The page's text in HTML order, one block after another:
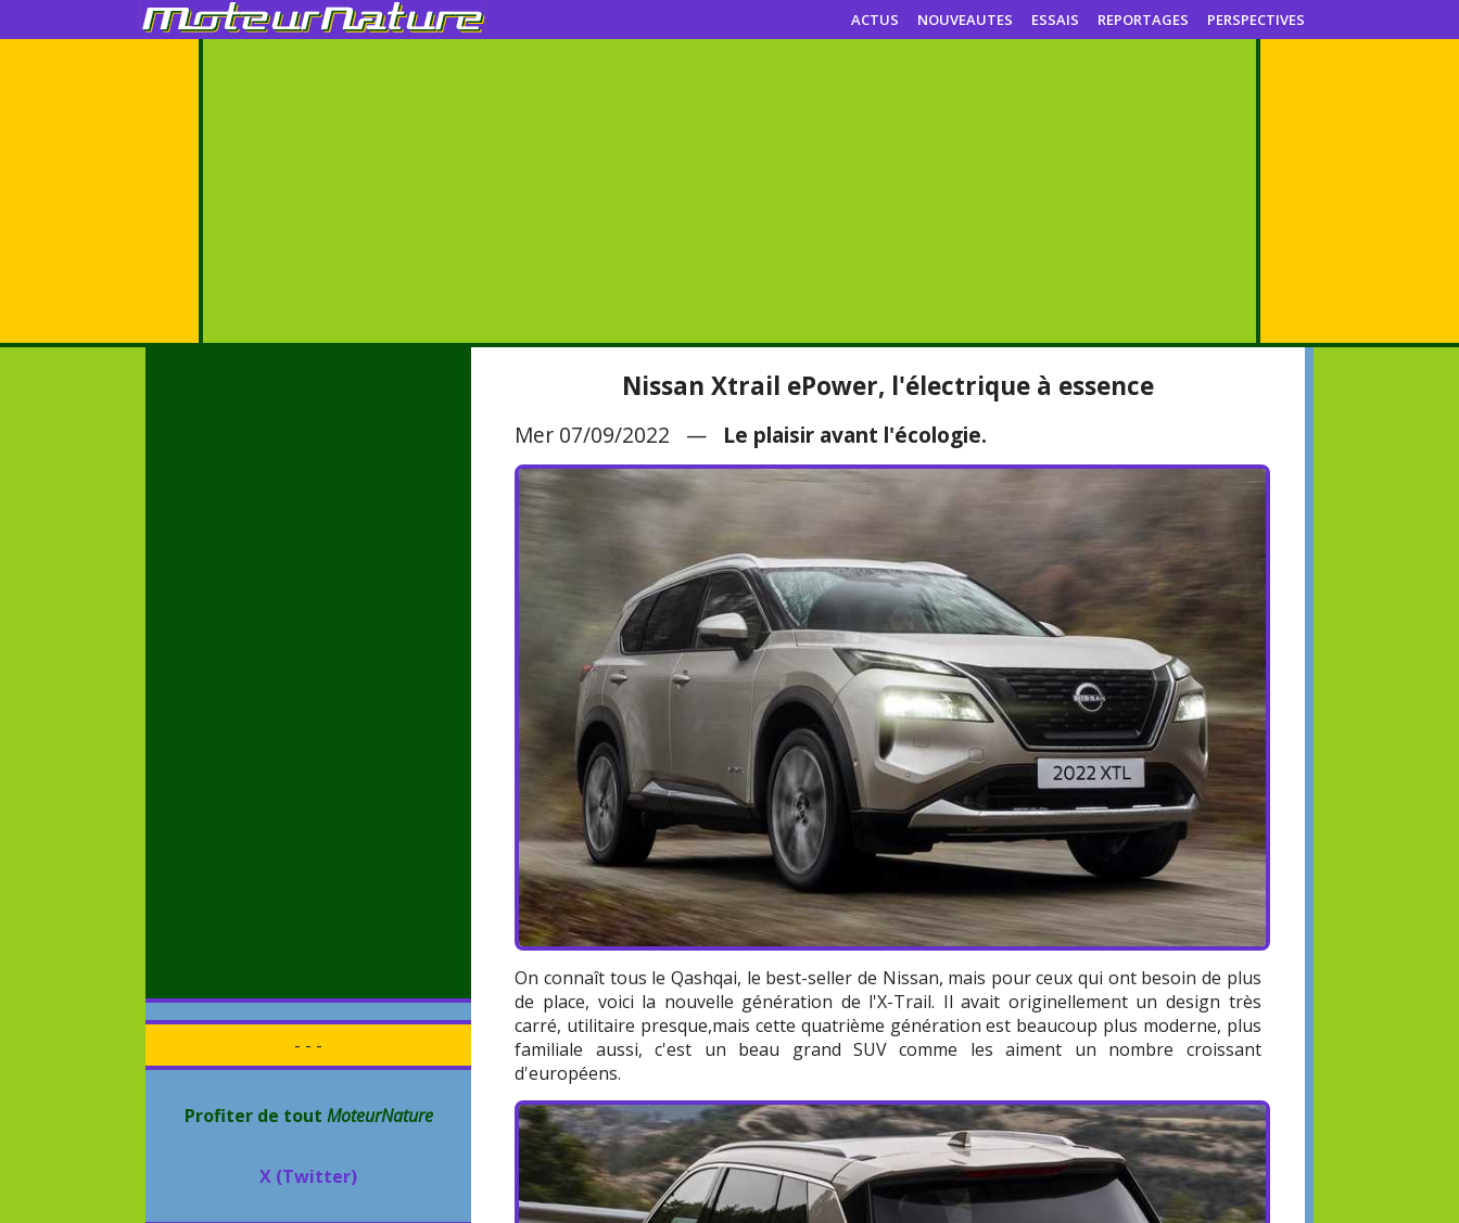
ACTUS NOUVEAUTES ESSAIS REPORTAGES PERSPECTIVES
- - -
Profiter de tout MoteurNature
X (Twitter)
Nissan Xtrail ePower, l'électrique à essence
Mer 07/09/2022 — Le plaisir avant l'écologie.
On connaît tous le Qashqai, le best-seller de Nissan, mais pour ceux qui ont besoin de plus
de place, voici la nouvelle génération de l'X-Trail. Il avait originellement un design très
carré, utilitaire presque,mais cette quatrième génération est beaucoup plus moderne, plus
familiale aussi, c'est un beau grand SUV comme les aiment un nombre croissant
d'européens.